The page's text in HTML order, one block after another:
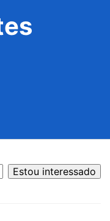
Estou interessado